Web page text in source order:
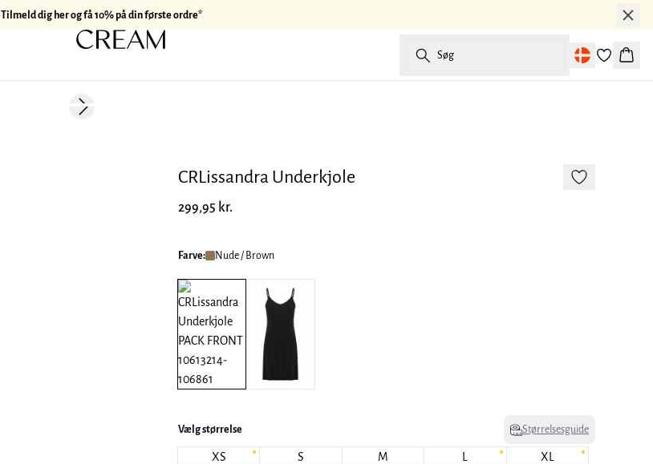
Tilmeld dig her og få 10% på din første ordre*
Søg
Kurv
Next slide
CRLissandra Underkjole
299,95 kr.
Farve: Nude / Brown
Vælg størrelse Størrelsesguide
XS S M
XL